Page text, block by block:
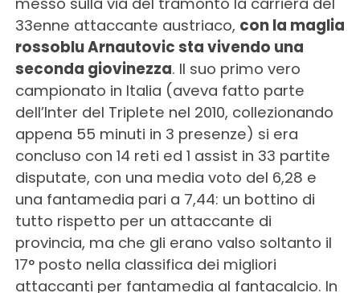
33enne attaccante austriaco, con la maglia
rossoblu Arnautovic sta vivendo una
seconda giovinezza. Il suo primo vero
campionato in Italia (aveva fatto parte
dell’Inter del Triplete nel 2010, collezionando
appena 55 minuti in 3 presenze) si era
concluso con 14 reti ed 1 assist in 33 partite
disputate, con una media voto del 6,28 e
una fantamedia pari a 7,44: un bottino di
tutto rispetto per un attaccante di
provincia, ma che gli erano valso soltanto il
17° posto nella classifica dei migliori
attaccanti per fantamedia al fantacalcio. In